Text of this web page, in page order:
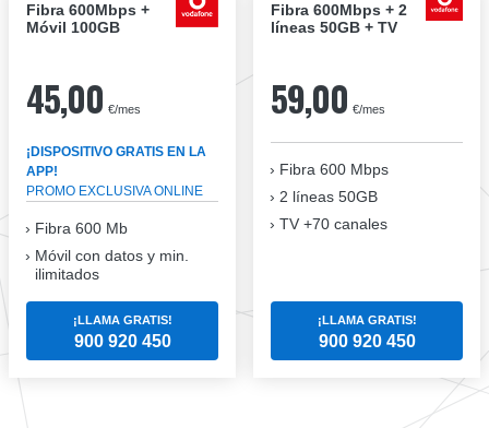
Fibra 600Mbps +
Móvil 100GB
45,00 €/mes
¡DISPOSITIVO GRATIS EN LA
APP!
PROMO EXCLUSIVA ONLINE
Fibra 600 Mb
Móvil con datos y min.
ilimitados
¡LLAMA GRATIS!
900 920 450
Fibra 600Mbps + 2
líneas 50GB + TV
59,00 €/mes
Fibra 600 Mbps
2 líneas 50GB
TV +70 canales
¡LLAMA GRATIS!
900 920 450